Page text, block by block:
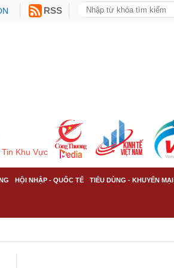
RSS
Tin Khu Vực
HỘI NHẬP - QUỐC TẾ TIÊU DÙNG - KHUYẾN MẠI